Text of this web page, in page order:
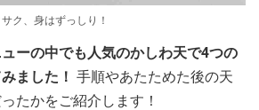
ク、身はずっしり！
ーの中でも人気のかしわ天で4つの
ました！ 手順やあたためた後の天
たかをご紹介します！